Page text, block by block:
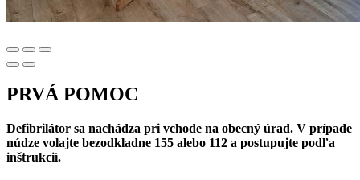
PRVÁ POMOC
Defibrilátor sa nachádza pri vchode na obecný úrad. V prípade
núdze volajte bezodkladne 155 alebo 112 a postupujte podľa
inštrukcií.